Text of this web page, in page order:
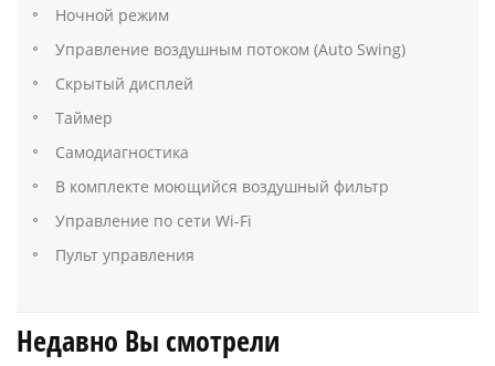
Ночной режим
Управление воздушным потоком (Auto Swing)
Скрытый дисплей
Таймер
Самодиагностика
В комплекте моющийся воздушный фильтр
Управление по сети Wi-Fi
Пульт управления
Недавно Вы смотрели